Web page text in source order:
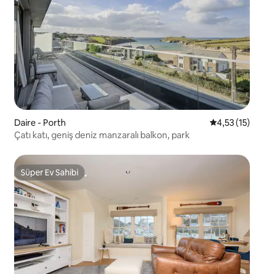
Daire - Porth 5 üzerinden
4,53 (15)
Çatı katı, geniş deniz manzaralı balkon, park
Süper Ev Sahibi
Süper Ev Sahibi